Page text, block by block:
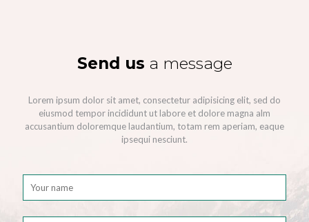
Send us a message
Lorem ipsum dolor sit amet, consectetur adipisicing elit, sed do
eiusmod tempor incididunt ut labore et dolore magna alm
accusantium doloremque laudantium, totam rem aperiam, eaque
ipsequi nesciunt.